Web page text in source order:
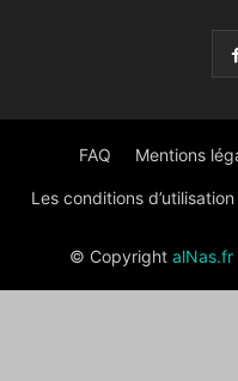
FAQ Mentions
Les conditions d’utilisation
© Copyright alNas.fr